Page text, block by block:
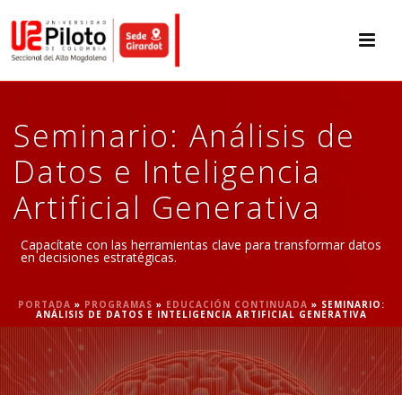
Seminario: Análisis de
Datos e Inteligencia
Artificial Generativa
Capacítate con las herramientas clave para transformar datos
en decisiones estratégicas.
PORTADA » PROGRAMAS » EDUCACIÓN CONTINUADA » SEMINARIO:
ANÁLISIS DE DATOS E INTELIGENCIA ARTIFICIAL GENERATIVA